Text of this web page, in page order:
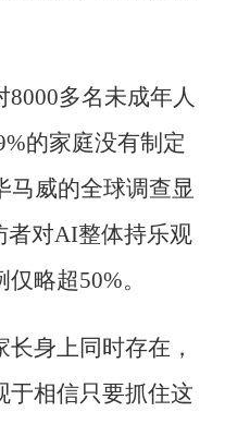
多名未成年人
的家庭没有制定
马威的全球调查显
者对AI整体持乐观
略超50%。
身上同时存在，
于相信只要抓住这